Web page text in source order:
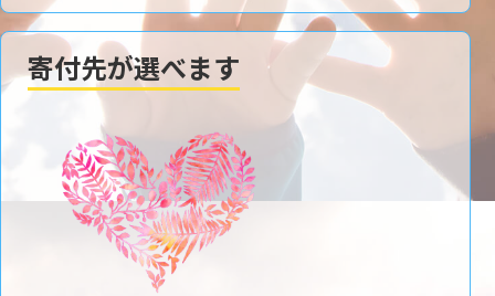
寄付先が選べます